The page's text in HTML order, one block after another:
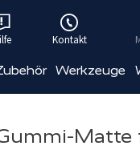
Kontakt
Werkzeuge
Matte